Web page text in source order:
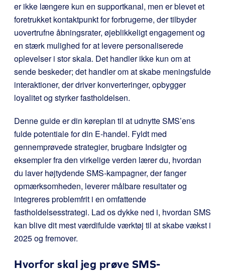
er ikke længere kun en supportkanal, men er blevet et
foretrukket kontaktpunkt for forbrugerne, der tilbyder
uovertrufne åbningsrater, øjeblikkeligt engagement og
en stærk mulighed for at levere personaliserede
oplevelser i stor skala. Det handler ikke kun om at
sende beskeder; det handler om at skabe meningsfulde
interaktioner, der driver konverteringer, opbygger
loyalitet og styrker fastholdelsen.
Denne guide er din køreplan til at udnytte SMS’ens
fulde potentiale for din E-handel. Fyldt med
gennemprøvede strategier, brugbare Indsigter og
eksempler fra den virkelige verden lærer du, hvordan
du laver højtydende SMS-kampagner, der fanger
opmærksomheden, leverer målbare resultater og
integreres problemfrit i en omfattende
fastholdelsesstrategi. Lad os dykke ned i, hvordan SMS
kan blive dit mest værdifulde værktøj til at skabe vækst i
2025 og fremover.
Hvorfor skal jeg prøve SMS-